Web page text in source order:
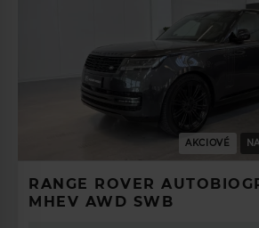
AKCIOVÉ
RANGE ROVER
MHEV AWD SWB